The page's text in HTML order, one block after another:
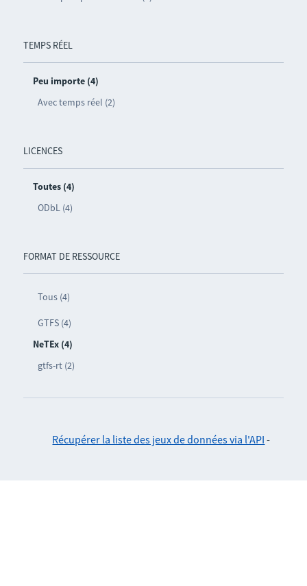
TEMPS RÉEL
Peu importe (4)
Avec temps réel (2)
LICENCES
Toutes (4)
ODbL (4)
FORMAT DE RESSOURCE
Tous (4)
GTFS (4)
NeTEx (4)
gtfs-rt (2)
Récupérer la liste des jeux de données via l'API -